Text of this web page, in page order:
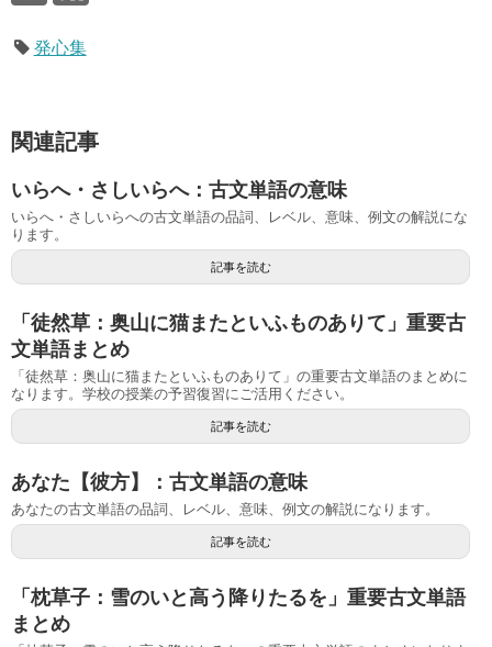
発心集
関連記事
いらへ・さしいらへ：古文単語の意味
いらへ・さしいらへの古文単語の品詞、レベル、意味、例文の解説にな
ります。
記事を読む
「徒然草：奥山に猫またといふものありて」重要古
文単語まとめ
「徒然草：奥山に猫またといふものありて」の重要古文単語のまとめに
なります。学校の授業の予習復習にご活用ください。
記事を読む
あなた【彼方】：古文単語の意味
あなたの古文単語の品詞、レベル、意味、例文の解説になります。
記事を読む
「枕草子：雪のいと高う降りたるを」重要古文単語
まとめ